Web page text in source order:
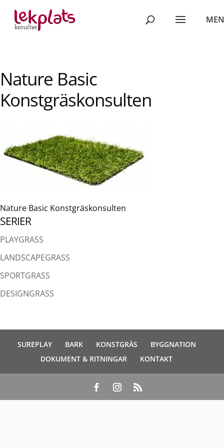
Nature Basic
Konstgräskonsulten
Nature Basic Konstgräskonsulten
SERIER
PLAYGRASS
LANDSCAPEGRASS
SPORTGRASS
DESIGNGRASS
SUREPLAY BARK KONSTGRÄS
BYGGNATION
DOKUMENT & RITNINGAR
KONTAKT